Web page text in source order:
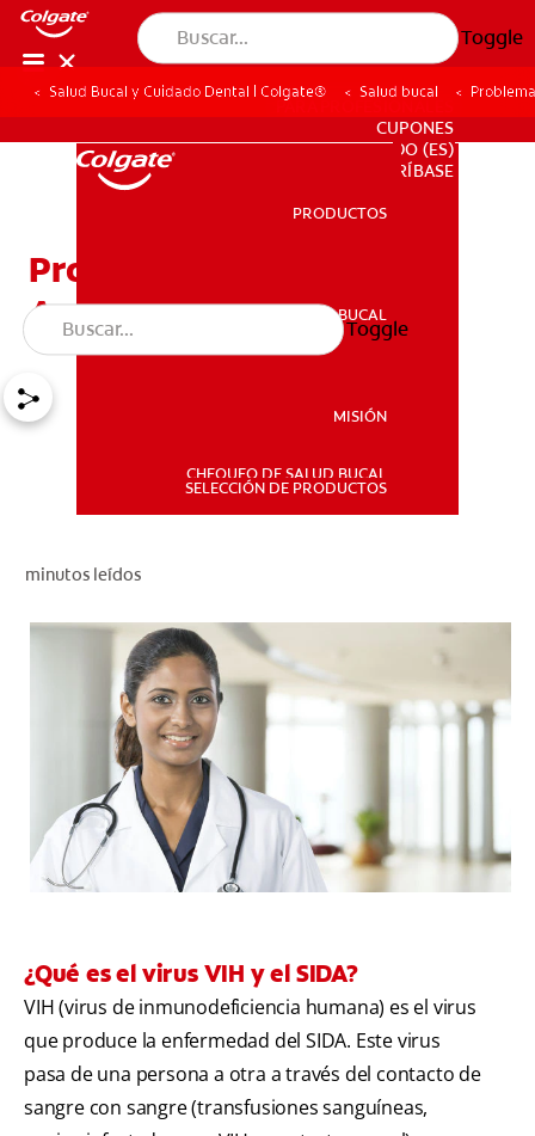
Toggle
SALUD BUCAL
PARA PROFESIONALES
SUSCRÍBASE
PARA PROFESIONALES
CUPONES
DO (ES)
SUSCRÍBASE
PRODUCTOS
SALUD BUCAL
MISIÓN
CHEQUEO DE SALUD BUCAL
SELECCIÓN DE PRODUCTOS
Toggle
Salud Bucal y Cuidado Dental | Colgate® Salud bucal
Problemas Dentales
Asociados Con HIV/SIDA
minutos leídos
¿Qué es el virus VIH y el SIDA?
VIH (virus de inmunodeficiencia humana) es el virus
que produce la enfermedad del SIDA. Este virus
pasa de una persona a otra a través del contacto de
sangre con sangre (transfusiones sanguíneas,